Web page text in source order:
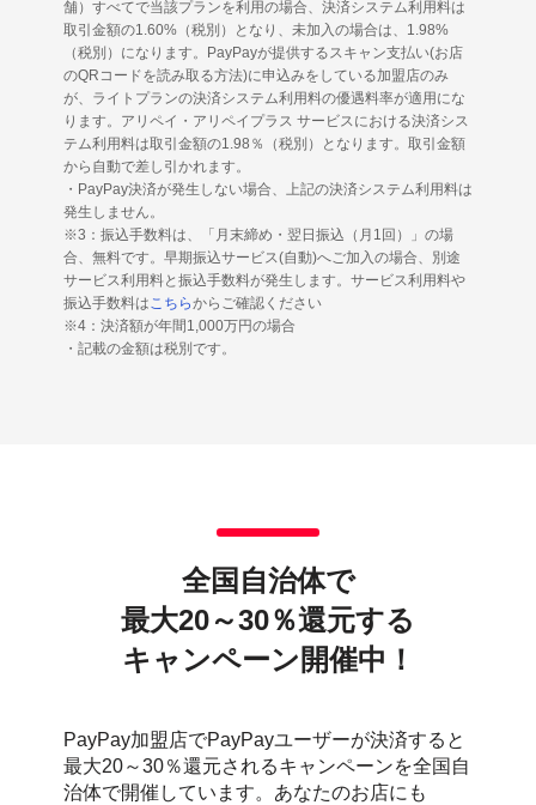
舗）すべてで当該プランを利用の場合、決済システム利用料は
取引金額の1.60%（税別）となり、未加入の場合は、1.98%
（税別）になります。PayPayが提供するスキャン支払い(お店
のQRコードを読み取る方法)に申込みをしている加盟店のみ
が、ライトプランの決済システム利用料の優遇料率が適用にな
ります。アリペイ・アリペイプラス サービスにおける決済シス
テム利用料は取引金額の1.98％（税別）となります。取引金額
から自動で差し引かれます。
・PayPay決済が発生しない場合、上記の決済システム利用料は
発生しません。
※3：振込手数料は、「月末締め・翌日振込（月1回）」の場
合、無料です。早期振込サービス(自動)へご加入の場合、別途
サービス利用料と振込手数料が発生します。サービス利用料や
振込手数料はこちらからご確認ください
※4：決済額が年間1,000万円の場合
・記載の金額は税別です。
全国自治体で
最大20～30％還元する
キャンペーン開催中！
PayPay加盟店でPayPayユーザーが決済すると
最大20～30％還元されるキャンペーンを全国自
治体で開催しています。 あなたのお店にも